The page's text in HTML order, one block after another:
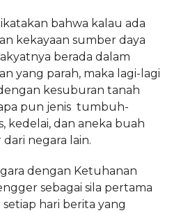
bahwa kalau ada
kekayaan sumber daya
berada dalam
yang parah, maka lagi-lagi
kesuburan tanah
pun jenis tumbuh-
kedelai, dan aneka buah
negara lain.
dengan Ketuhanan
sebagai sila pertama
hari berita yang